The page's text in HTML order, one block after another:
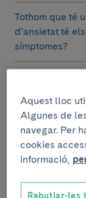
Tothom que té
d’ansietat té
símptomes?
Quins
inconvenients
cognitivo-
Quins
té el
Aquest lloc
Algunes de
navegar. Per
cookies
informació,
Rebutjar-les